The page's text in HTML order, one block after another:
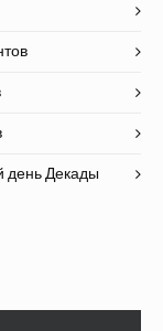
день Декады